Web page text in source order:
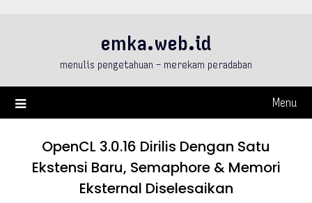
emka.web.id
menulis pengetahuan – merekam peradaban
Menu
OpenCL 3.0.16 Dirilis Dengan Satu
Ekstensi Baru, Semaphore & Memori
Eksternal Diselesaikan